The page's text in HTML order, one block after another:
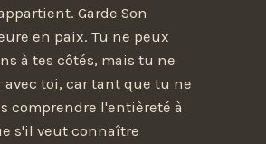
Garde Son
en paix. Tu ne peux
à tes côtés, mais tu ne
toi, car tant que tu ne
comprendre l'entièreté à
s'il veut connaître